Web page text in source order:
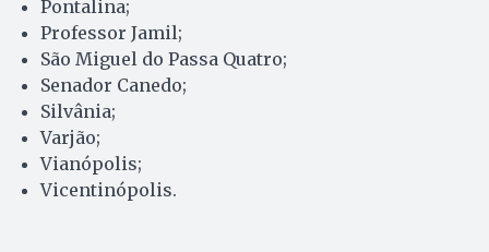
Pontalina;
Professor Jamil;
São Miguel do Passa Quatro;
Senador Canedo;
Silvânia;
Varjão;
Vianópolis;
Vicentinópolis.